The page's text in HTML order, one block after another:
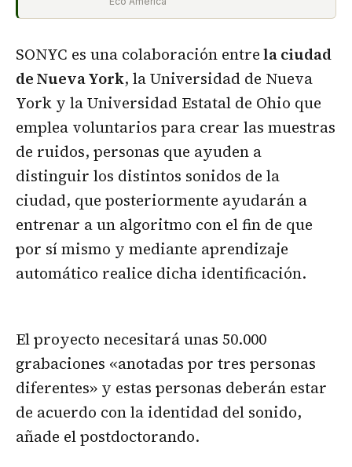
SONYC es una colaboración entrela ciudad
de Nueva York, la Universidad de Nueva
York y la Universidad Estatal de Ohio que
emplea voluntarios para crear las muestras
de ruidos, personas que ayuden a
distinguir los distintos sonidos de la
ciudad, que posteriormente ayudarán a
entrenar a un algoritmo con el fin de que
por sí mismo y mediante aprendizaje
automático realice dicha identificación.
El proyecto necesitará unas 50.000
grabaciones «anotadas por tres personas
diferentes» y estas personas deberán estar
de acuerdo con la identidad del sonido,
añade el postdoctorando.